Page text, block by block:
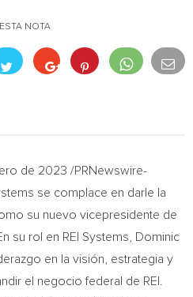
NOTA
de 2023 /PRNewswire-
se complace en darle la
su nuevo vicepresidente de
su rol en REI Systems, Dominic
en la visión, estrategia y
el negocio federal de REI.